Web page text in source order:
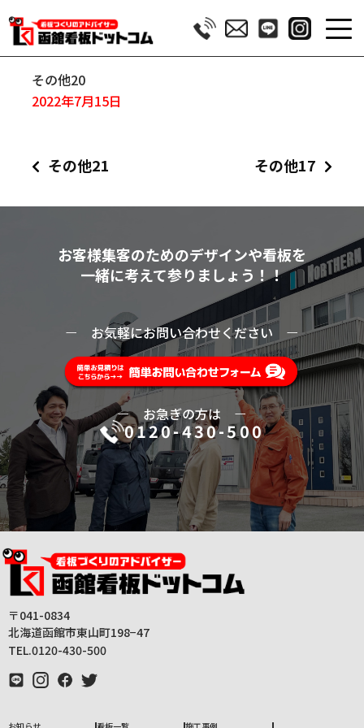
その他20
2022年7月15日
その他21 その他17
お客様集客のためのデザインや看板を
一緒に考えて参りましょう！！
ー お気軽にお問い合わせください ー
ーお急ぎの方は ー
0120-430-500
〒041-0834
北海道函館市東山町198−47
TEL.0120-430-500